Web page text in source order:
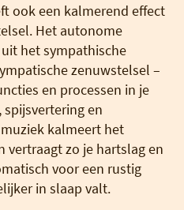
ook een kalmerend effect
Het autonome
het sympathische
zenuwstelsel –
en processen in je
en
kalmeert het
vertraagt zo je hartslag en
voor een rustig
in slaap valt.